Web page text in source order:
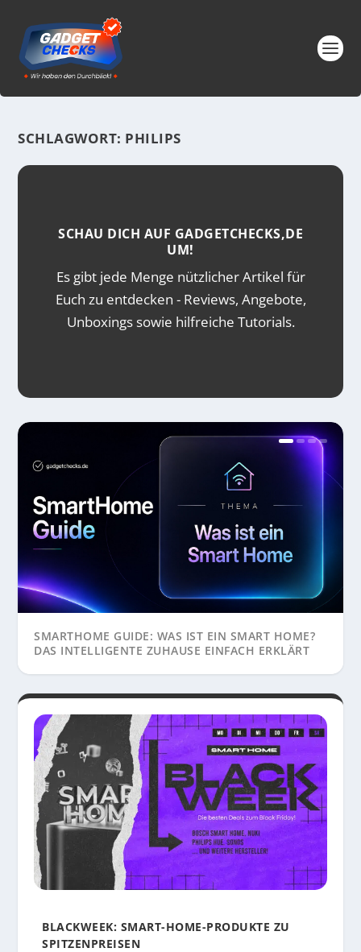
SCHLAGWORT: PHILIPS
SCHAU DICH AUF GADGETCHECKS,DE
UM!
Es gibt jede Menge nützlicher Artikel für
Euch zu entdecken - Reviews, Angebote,
Unboxings sowie hilfreiche Tutorials.
SMARTHOME GUIDE: WAS IST EIN SMART HOME?
DAS INTELLIGENTE ZUHAUSE EINFACH ERKLÄRT
AKTION: PREMIUM-MARKEN-WOCHE MIT
XMAS-GEWINNSPIEL MIT ECOVACS, IPAD AIR,
BLACKWEEK: LAST-MINUTE RABATTE FÜR TECH-
BLACKWEEK: SMART-HOME-PRODUKTE ZU
SPITZENPREISEN